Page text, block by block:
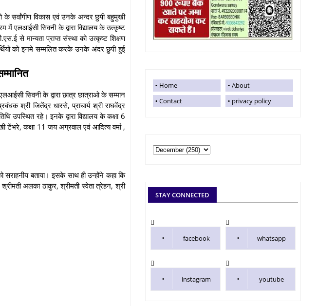
के सर्वांगीण विकास एवं उनके अन्दर छुपी बहुमुखी
में एलआईसी सिवनी के द्वारा विद्यालय के उत्कृष्ट
से मान्यता प्राप्त संस्था को उत्कृष्ट शिक्षण
को इनमे सम्मलित करके उनके अंदर छुपी हुई
सिवनी के द्वारा छात्र छात्राओ के सम्मान
श्री जितेंद्र धारसे, प्राचार्य श्री राघवेंद्र
उपस्थित रहे। इनके द्वारा विद्यालय के कक्षा 6
टेंभरे, कक्षा 11 जय अग्रवाल एवं आदित्य वर्मा ,
बताया। इसके साथ ही उन्होंने कहा कि
अलका ठाकुर, श्रीमती स्वेता त्रेहन, श्री
Home
About
Contact
privacy policy
STAY CONNECTED
facebook whatsapp
instagram youtube